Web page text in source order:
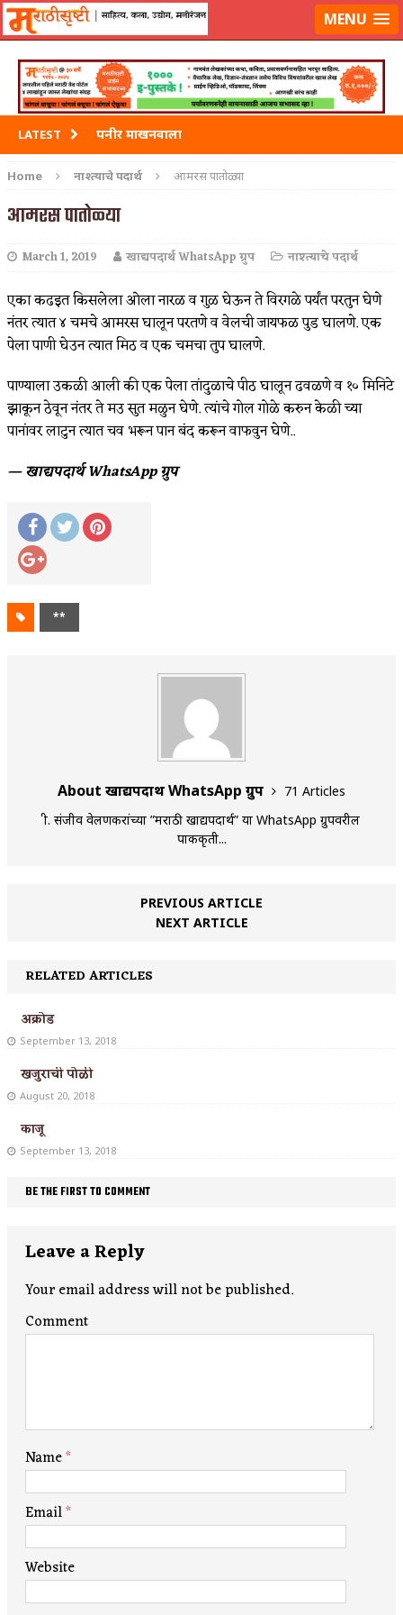
मराठीसृष्टीवर लॉग-इन करा MENU
LATEST पनीर माखनवाला
पावभाजी
इडली
Home नाश्त्याचे पदार्थ आमरस पातोळ्या
आमरस पातोळ्या
March 1, 2019 खाद्यपदार्थ WhatsApp ग्रुप नाश्त्याचे पदार्थ
एका कढइत किसलेला ओला नारळ व गुळ घेऊन ते विरगळे पर्यंत परतुन घेणे
नंतर त्यात ४ चमचे आमरस घालून परतणे व वेलची जायफळ पुड घालणे. एक
पेला पाणी घेउन त्यात मिठ व एक चमचा तुप घालणे.
पाण्याला उकळी आली की एक पेला तांदुळाचे पीठ घालून ढवळणे व १० मिनिटे
झाकून ठेवून नंतर ते मउ सुत मळुन घेणे. त्यांचे गोल गोळे करुन केळी च्या
पानांवर लाटुन त्यात चव भरून पान बंद करून वाफवुन घेणे..
— खाद्यपदार्थ WhatsApp ग्रुप
**
About खाद्यपदार्थ WhatsApp ग्रुप
71 Articles
श्री. संजीव वेलणकरांच्या ”मराठी खाद्यपदार्थ” या WhatsApp ग्रुपवरील
पाककृती...
PREVIOUS ARTICLE
NEXT ARTICLE
RELATED ARTICLES
अक्रोड
September 13, 2018
खजुराची पोळी
August 20, 2018
काजू
September 13, 2018
BE THE FIRST TO COMMENT
Leave a Reply
Your email address will not be published.
Comment
Name*
Email*
Website